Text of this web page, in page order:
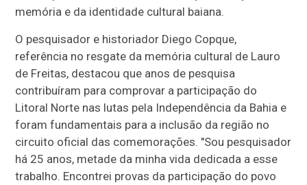
memória e da identidade cultural baiana.
O pesquisador e historiador Diego Copque,
referência no resgate da memória cultural de Lauro
de Freitas, destacou que anos de pesquisa
contribuíram para comprovar a participação do
Litoral Norte nas lutas pela Independência da Bahia e
foram fundamentais para a inclusão da região no
circuito oficial das comemorações. "Sou pesquisador
há 25 anos, metade da minha vida dedicada a esse
trabalho. Encontrei provas da participação do povo